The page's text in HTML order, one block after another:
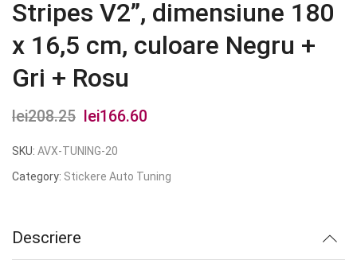
Stripes V2”, dimensiune 180
x 16,5 cm, culoare Negru +
Gri + Rosu
lei208.25
Prețul
inițial
a
lei166.60
este:
SKU: AVX-TUNING-20
Category: Stickere Auto Tuning
Descriere